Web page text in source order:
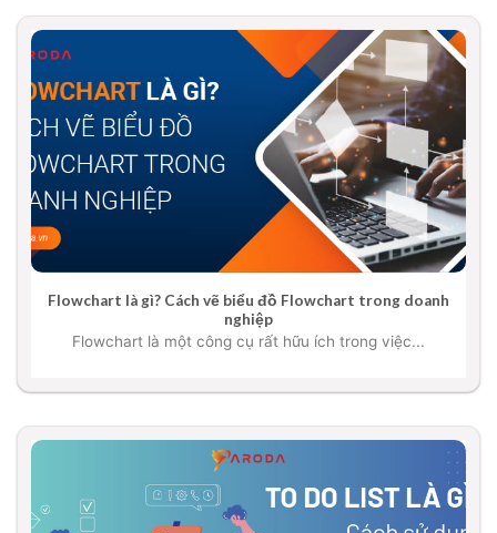
Flowchart là gì? Cách vẽ biểu đồ Flowchart trong doanh
nghiệp
Flowchart là một công cụ rất hữu ích trong việc...